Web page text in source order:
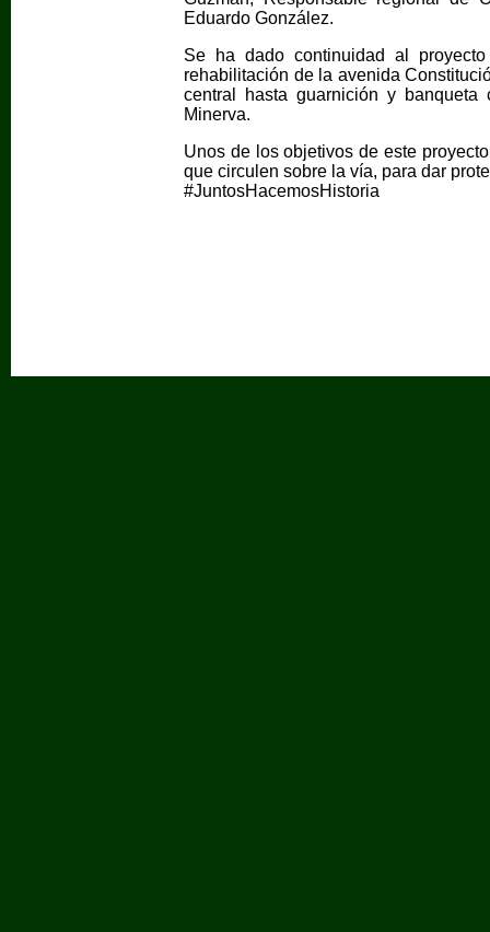
Eduardo González.
Se ha dado continuidad al
rehabilitación de la avenida
central hasta guarnición y
Minerva.
Unos de los objetivos de este
que circulen sobre la vía, para dar
#JuntosHacemosHistoria